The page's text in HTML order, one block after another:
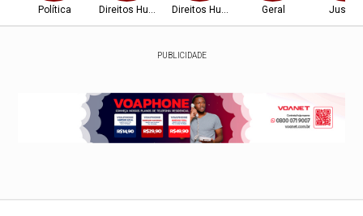
Política Direitos HumanosDireitos Humanos Geral Justiça
PUBLICIDADE